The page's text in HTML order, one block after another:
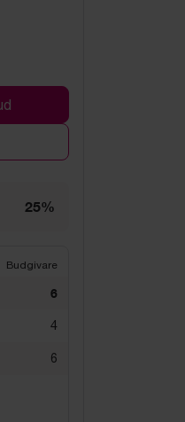
25%
Budgivare
6
4
6